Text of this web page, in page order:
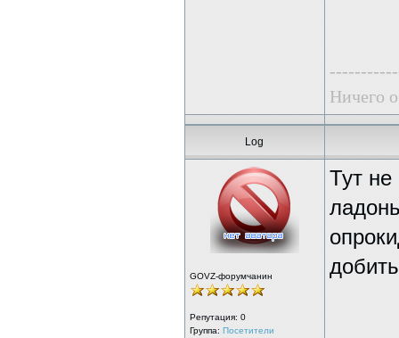
Ничего
Log
GOVZ-форумчанин
Репутация: 0
Группа: Посетители
Тут